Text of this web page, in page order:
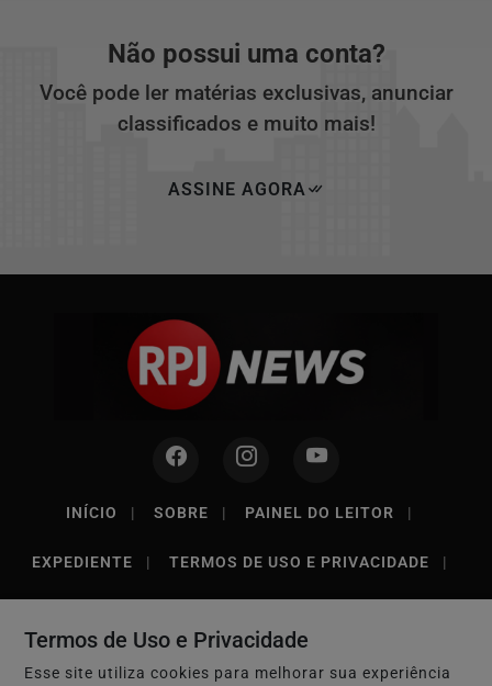
Não possui uma conta?
Você pode ler matérias exclusivas, anunciar
classificados e muito mais!
ASSINE AGORA
INÍCIO | SOBRE | PAINEL DO LEITOR |
EXPEDIENTE | TERMOS DE USO E PRIVACIDADE |
Termos de Uso e Privacidade
Esse site utiliza cookies para melhorar sua experiência